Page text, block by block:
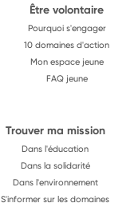
Être volontaire
Pourquoi s'engager
10 domaines d'action
Mon espace jeune
FAQ jeune
Trouver ma mission
Dans l'éducation
Dans la solidarité
Dans l'environnement
S'informer sur les domaines